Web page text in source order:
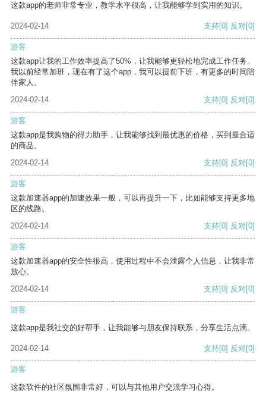
这款app的老师非常专业，教学水平很高，让我能够学到实用的知识。
2024-02-14 支持[0] 反对[0]
游客
这款app让我的工作效率提高了50%，让我能够更轻松地完成工作任务。
我以前经常加班，现在有了这个app，我可以提前下班，有更多的时间陪
伴家人。
2024-02-14
支持[0] 反对[0]
游客
这款app是我购物的得力助手，让我能够找到最优惠的价格，买到最合适
的商品。
2024-02-14
支持[0] 反对[0]
游客
这款加速器app的加速效果一般，可以再提升一下，比如能够支持更多地
区的线路。
2024-02-14
支持[0] 反对[0]
游客
这款加速器app的安全性很高，使用过程中不会泄露个人信息，让我非常
放心。
2024-02-14
支持[0] 反对[0]
游客
这款app是我社交的好帮手，让我能够与朋友保持联系，分享生活点滴。
2024-02-14 支持[0] 反对[0]
游客
这款软件的社区氛围非常好，可以与其他用户交流学习心得。